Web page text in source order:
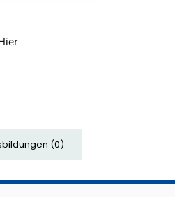
(0)